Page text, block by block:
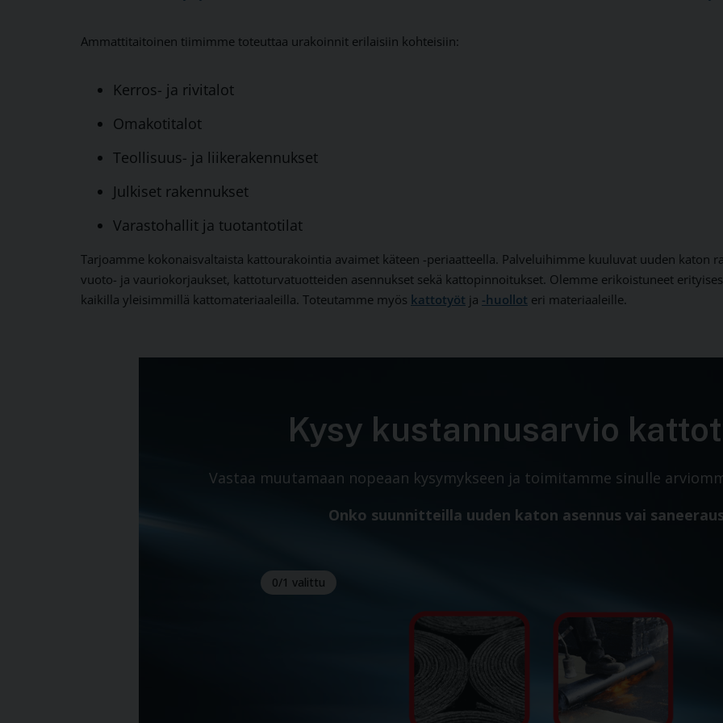
Ammattitaitoinen tiimimme toteuttaa urakoinnit erilaisiin kohteisiin:
Kerros- ja rivitalot
Omakotitalot
Teollisuus- ja liikerakennukset
Julkiset rakennukset
Varastohallit ja tuotantotilat
Tarjoamme kokonaisvaltaista kattourakointia avaimet käteen -periaatteella. Palveluihimme kuuluvat uuden katon
vuoto- ja vauriokorjaukset, kattoturvatuotteiden asennukset sekä kattopinnoitukset. Olemme erikoistuneet
kaikilla yleisimmillä kattomateriaaleilla. Toteutamme myös kattotyöt ja -huollot eri materiaaleille.